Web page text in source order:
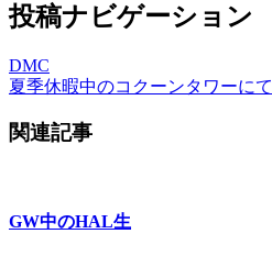
投稿ナビゲーション
DMC
夏季休暇中のコクーンタワーにて
関連記事
GW中のHAL生